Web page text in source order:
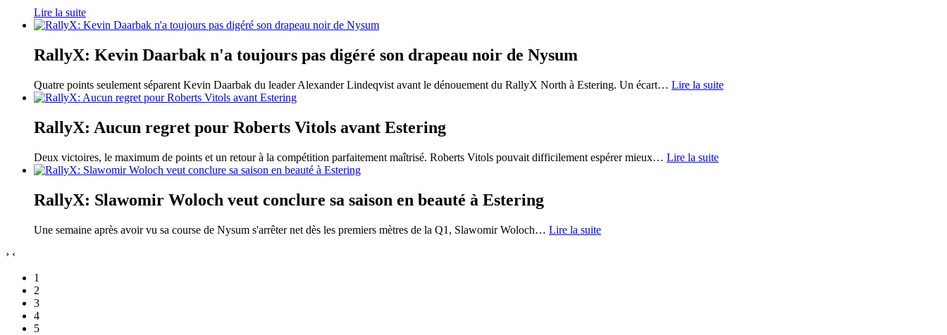
Lire la suite
RallyX: Kevin Daarbak n'a toujours pas digéré son drapeau noir de Nysum
Quatre points seulement séparent Kevin Daarbak du leader Alexander Lindeqvist avant le dénouement du RallyX North à Estering. Un écart… Lire la suite
RallyX: Aucun regret pour Roberts Vitols avant Estering
Deux victoires, le maximum de points et un retour à la compétition parfaitement maîtrisé. Roberts Vitols pouvait difficilement espérer mieux… Lire la suite
RallyX: Slawomir Woloch veut conclure sa saison en beauté à Estering
Une semaine après avoir vu sa course de Nysum s'arrêter net dès les premiers mètres de la Q1, Slawomir Woloch… Lire la suite
› ‹
1
2
3
4
5